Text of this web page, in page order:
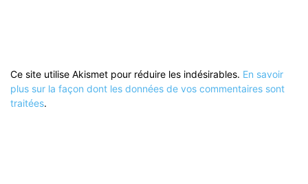
Ce site utilise Akismet pour réduire les indésirables. En savoir
plus sur la façon dont les données de vos commentaires sont
traitées.